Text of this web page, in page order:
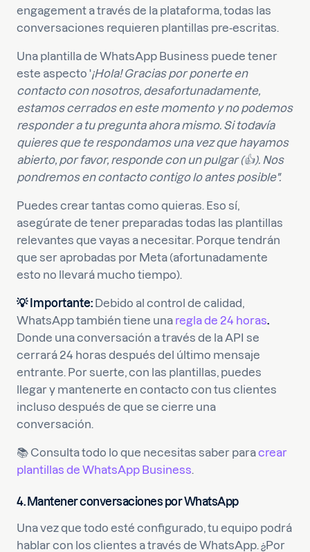
engagement a través de la plataforma, todas las
conversaciones requieren plantillas pre-escritas.
Una plantilla de WhatsApp Business puede tener
este aspecto '¡Hola! Gracias por ponerte en
contacto con nosotros, desafortunadamente,
estamos cerrados en este momento y no podemos
responder a tu pregunta ahora mismo. Si todavía
quieres que te respondamos una vez que hayamos
abierto, por favor, responde con un pulgar (👍). Nos
pondremos en contacto contigo lo antes posible".
Puedes crear tantas como quieras. Eso sí,
asegúrate de tener preparadas todas las plantillas
relevantes que vayas a necesitar. Porque tendrán
que ser aprobadas por Meta (afortunadamente
esto no llevará mucho tiempo).
💡 Importante: Debido al control de calidad,
WhatsApp también tiene una regla de 24 horas.
Donde una conversación a través de la API se
cerrará 24 horas después del último mensaje
entrante. Por suerte, con las plantillas, puedes
llegar y mantenerte en contacto con tus clientes
incluso después de que se cierre una
conversación.
📚 Consulta todo lo que necesitas saber paracrear
plantillas de WhatsApp Business.
4. Mantener conversaciones por WhatsApp
Una vez que todo esté configurado, tu equipo podrá
hablar con los clientes a través de WhatsApp. ¿Por